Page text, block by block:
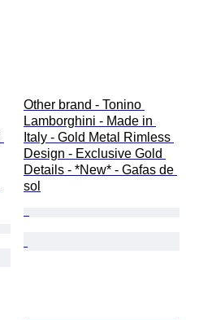
Other brand - Tonino
Lamborghini - Made in
Italy - Gold Metal Rimless
Design - Exclusive Gold
Details - *New* - Gafas de
sol